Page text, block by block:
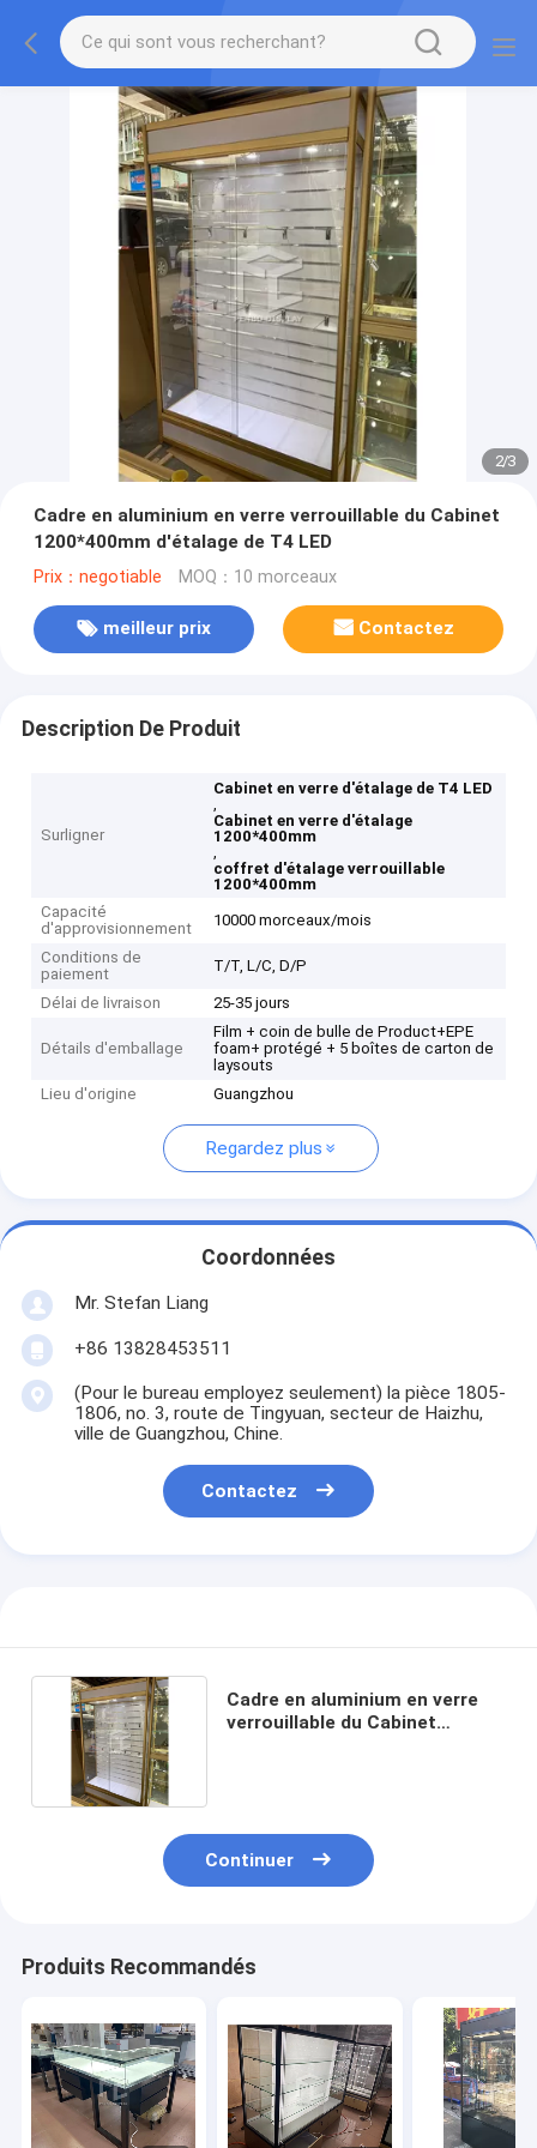
2/3
Cadre en aluminium en verre verrouillable du Cabinet
1200*400mm d'étalage de T4 LED
Prix：negotiable MOQ：10 morceaux
meilleur prix Contactez
Description De Produit
Surligner
Cabinet en verre d'étalage de T4 LED
,
Cabinet en verre d'étalage
1200*400mm
,
coffret d'étalage verrouillable
1200*400mm
Capacité
d'approvisionnement
10000 morceaux/mois
Conditions de
paiement
T/T, L/C, D/P
Délai de livraison 25-35 jours
Détails d'emballage
Film + coin de bulle de Product+EPE
foam+ protégé + 5 boîtes de carton de
laysouts
Lieu d'origine
Guangzhou
Regardez plus
Coordonnées
Mr. Stefan Liang
+86 13828453511
(Pour le bureau employez seulement) la pièce 1805-
1806, no. 3, route de Tingyuan, secteur de Haizhu,
ville de Guangzhou, Chine.
Contactez
Cadre en aluminium en verre
verrouillable du Cabinet
Continuer
Produits Recommandés